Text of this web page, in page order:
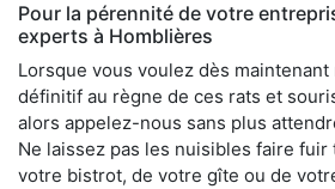
Pour la pérennité de votre
experts à Homblières
Lorsque vous voulez dès
définitif au règne de ces rats et
alors appelez-nous sans plus
Ne laissez pas les nuisibles faire
votre bistrot, de votre gîte ou de